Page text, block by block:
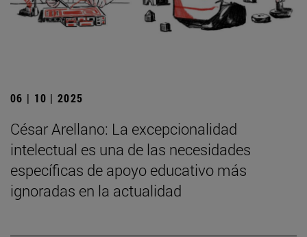
06 | 10 | 2025
César Arellano: La excepcionalidad
intelectual es una de las necesidades
específicas de apoyo educativo más
ignoradas en la actualidad